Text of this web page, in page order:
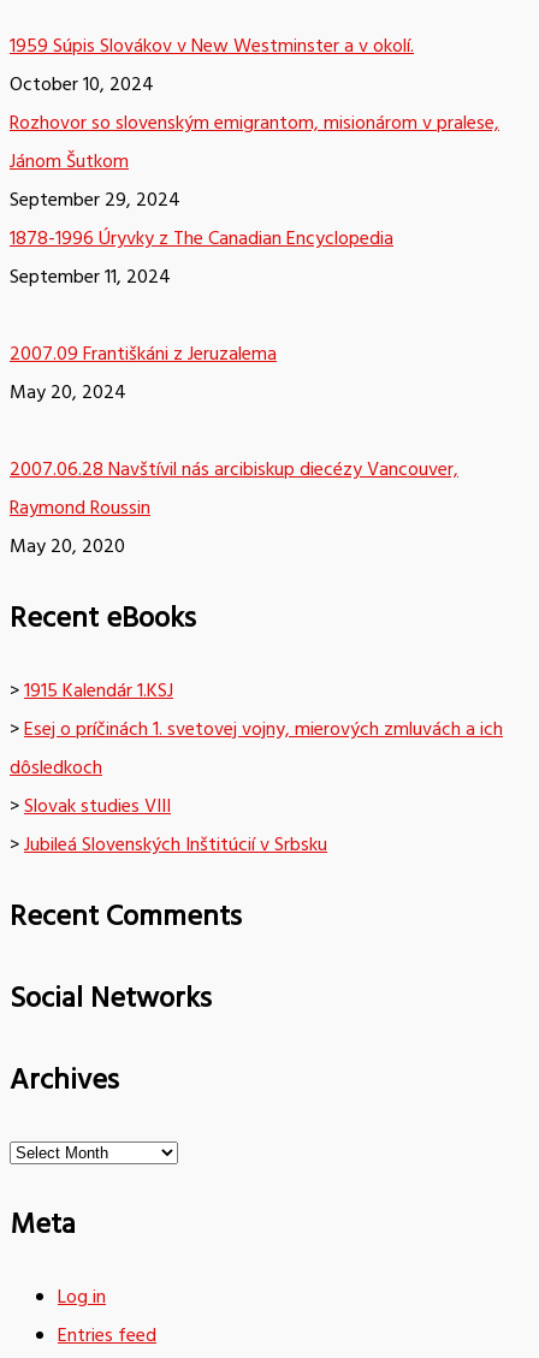
1959 Súpis Slovákov v New Westminster a v okolí.
October 10, 2024
Rozhovor so slovenským emigrantom, misionárom v pralese,
Jánom Šutkom
September 29, 2024
1878-1996 Úryvky z The Canadian Encyclopedia
September 11, 2024
2007.09 Františkáni z Jeruzalema
May 20, 2024
2007.06.28 Navštívil nás arcibiskup diecézy Vancouver,
Raymond Roussin
May 20, 2020
Recent eBooks
>1915 Kalendár 1.KSJ
>Esej o príčinách 1. svetovej vojny, mierových zmluvách a ich
dôsledkoch
>Slovak studies VIII
>Jubileá Slovenských Inštitúcií v Srbsku
Recent Comments
Social Networks
Archives
Archives
Meta
Log in
Entries feed